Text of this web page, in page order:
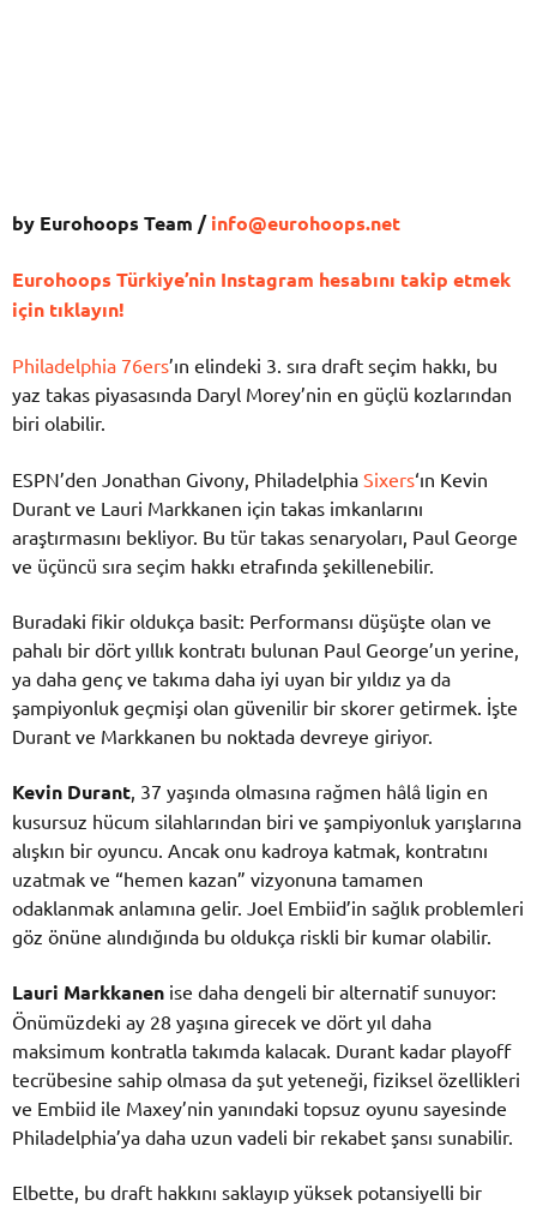
by Eurohoops Team /info@eurohoops.net
Eurohoops Türkiye’nin Instagram hesabını takip etmek
için tıklayın!
Philadelphia 76ers’ın elindeki 3. sıra draft seçim hakkı, bu
yaz takas piyasasında Daryl Morey’nin en güçlü kozlarından
biri olabilir.
ESPN’den Jonathan Givony, Philadelphia Sixers‘ın Kevin
Durant ve Lauri Markkanen için takas imkanlarını
araştırmasını bekliyor. Bu tür takas senaryoları, Paul George
ve üçüncü sıra seçim hakkı etrafında şekillenebilir.
Buradaki fikir oldukça basit: Performansı düşüşte olan ve
pahalı bir dört yıllık kontratı bulunan Paul George’un yerine,
ya daha genç ve takıma daha iyi uyan bir yıldız ya da
şampiyonluk geçmişi olan güvenilir bir skorer getirmek. İşte
Durant ve Markkanen bu noktada devreye giriyor.
Kevin Durant , 37 yaşında olmasına rağmen hâlâ ligin en
kusursuz hücum silahlarından biri ve şampiyonluk yarışlarına
alışkın bir oyuncu. Ancak onu kadroya katmak, kontratını
uzatmak ve “hemen kazan” vizyonuna tamamen
odaklanmak anlamına gelir. Joel Embiid’in sağlık problemleri
göz önüne alındığında bu oldukça riskli bir kumar olabilir.
Lauri Markkanen ise daha dengeli bir alternatif sunuyor:
Önümüzdeki ay 28 yaşına girecek ve dört yıl daha
maksimum kontratla takımda kalacak. Durant kadar playoff
tecrübesine sahip olmasa da şut yeteneği, fiziksel özellikleri
ve Embiid ile Maxey’nin yanındaki topsuz oyunu sayesinde
Philadelphia’ya daha uzun vadeli bir rekabet şansı sunabilir.
Elbette, bu draft hakkını saklayıp yüksek potansiyelli bir